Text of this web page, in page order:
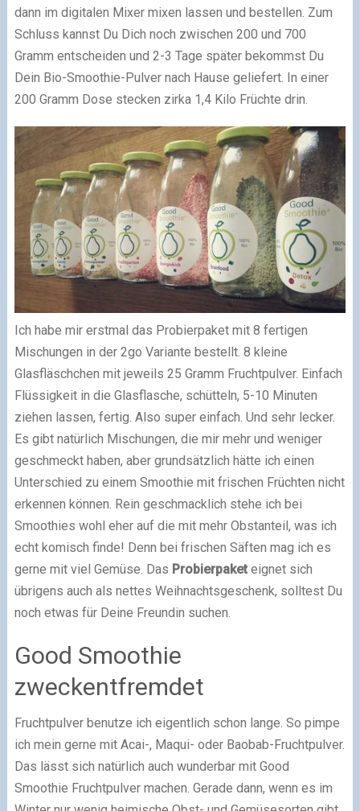
dann im digitalen Mixer mixen lassen und bestellen. Zum
Schluss kannst Du Dich noch zwischen 200 und 700
Gramm entscheiden und 2-3 Tage später bekommst Du
Dein Bio-Smoothie-Pulver nach Hause geliefert. In einer
200 Gramm Dose stecken zirka 1,4 Kilo Früchte drin.
Ich habe mir erstmal das Probierpaket mit 8 fertigen
Mischungen in der 2go Variante bestellt. 8 kleine
Glasfläschchen mit jeweils 25 Gramm Fruchtpulver. Einfach
Flüssigkeit in die Glasflasche, schütteln, 5-10 Minuten
ziehen lassen, fertig. Also super einfach. Und sehr lecker.
Es gibt natürlich Mischungen, die mir mehr und weniger
geschmeckt haben, aber grundsätzlich hätte ich einen
Unterschied zu einem Smoothie mit frischen Früchten nicht
erkennen können. Rein geschmacklich stehe ich bei
Smoothies wohl eher auf die mit mehr Obstanteil, was ich
echt komisch finde! Denn bei frischen Säften mag ich es
gerne mit viel Gemüse. Das Probierpaketeignet sich
übrigens auch als nettes Weihnachtsgeschenk, solltest Du
noch etwas für Deine Freundin suchen.
Good Smoothie
zweckentfremdet
Fruchtpulver benutze ich eigentlich schon lange. So pimpe
ich mein gerne mit Acai-, Maqui- oder Baobab-Fruchtpulver.
Das lässt sich natürlich auch wunderbar mit Good
Smoothie Fruchtpulver machen. Gerade dann, wenn es im